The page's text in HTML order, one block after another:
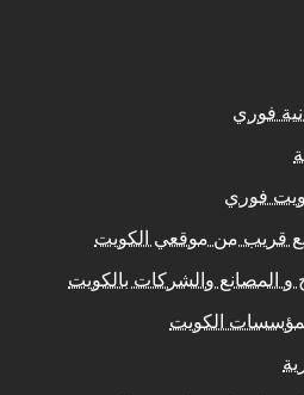
فوري
فوري
قريب من موقعي الكويت
و المصانع والشركات بالكويت
الكويت